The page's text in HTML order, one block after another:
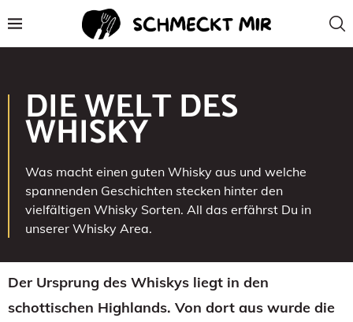
DIE WELT DES
WHISKY
Was macht einen guten Whisky aus und welche
spannenden Geschichten stecken hinter den
vielfältigen Whisky Sorten. All das erfährst Du in
unserer Whisky Area.
Der Ursprung des Whiskys liegt in den
schottischen Highlands. Von dort aus wurde die